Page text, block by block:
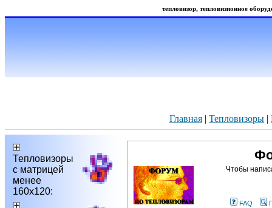
тепловизор, тепловизионное
Главная | Тепловизоры |
Тепловизоры
с матрицей
менее
160х120:
Чтобы
FAQ